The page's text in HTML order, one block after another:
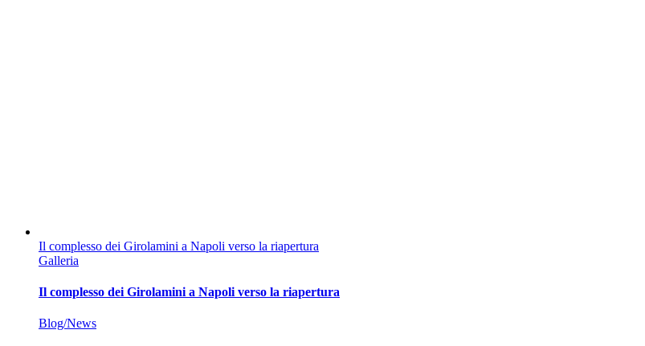
Il complesso dei Girolamini a Napoli verso la riapertura
Galleria
Il complesso dei Girolamini a Napoli verso la riapertura
Blog/News